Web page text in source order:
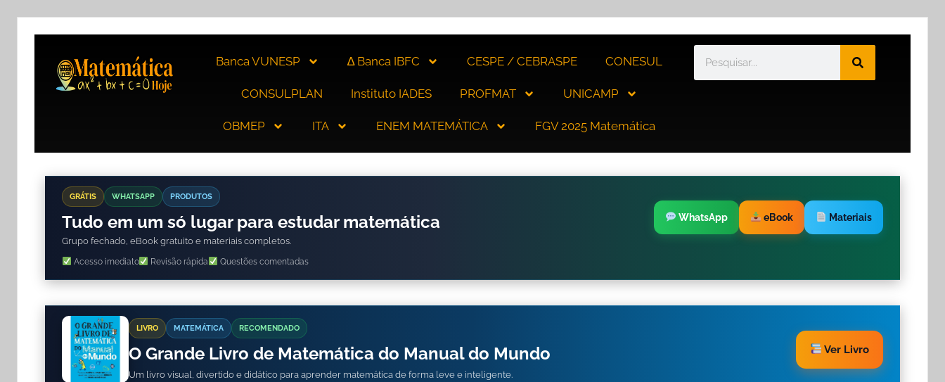
Banca VUNESP ∆ Banca IBFC CESPE / CEBRASPE CONESUL
CONSULPLAN Instituto IADES PROFMAT UNICAMP
OBMEP ITA ENEM MATEMÁTICA FGV 2025 Matemática
GRÁTIS WHATSAPP PRODUTOS
Tudo em um só lugar para estudar matemática
Grupo fechado, eBook gratuito e materiais completos.
WhatsApp eBook Materiais
Acesso imediato Revisão rápida Questões comentadas
LIVRO MATEMÁTICA RECOMENDADO
O Grande Livro de Matemática do Manual do Mundo
Um livro visual, divertido e didático para aprender matemática de forma leve e inteligente.
Ver Livro